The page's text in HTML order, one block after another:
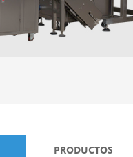
PRODUCTOS